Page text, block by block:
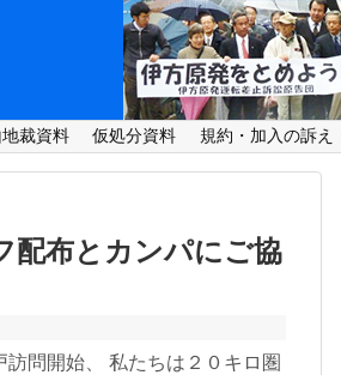
裁資料 仮処分資料 規約・加入の訴え
配布とカンパにご協
問開始、 私たちは２０キロ圏